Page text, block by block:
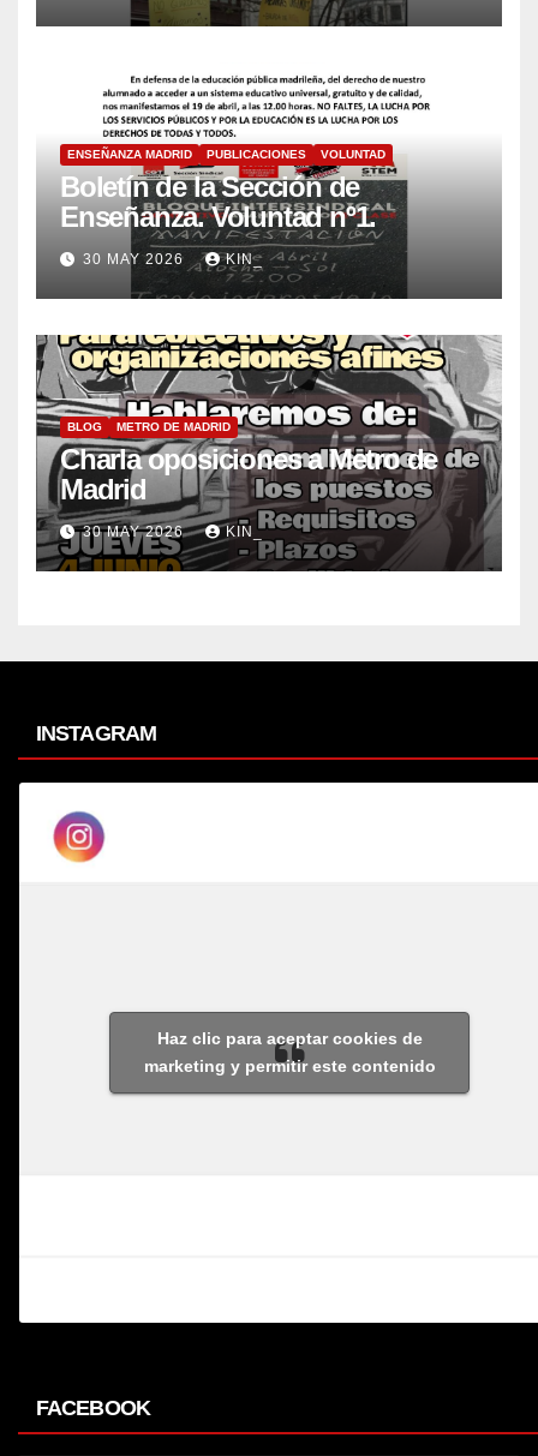
ENSEÑANZA MADRID PUBLICACIONES VOLUNTAD
Boletín de la Sección de
Enseñanza. Voluntad nº1.
30 MAY 2026 KIN_
BLOG METRO DE MADRID
Charla oposiciones a Metro de
Madrid
30 MAY 2026 KIN_
INSTAGRAM
Haz clic para aceptar cookies de
marketing y permitir este contenido
FACEBOOK